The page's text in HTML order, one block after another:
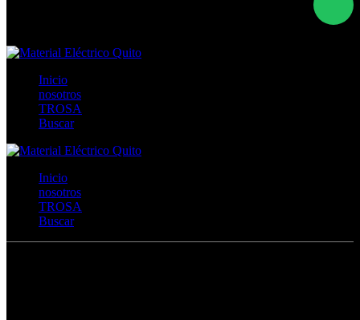
Inicio
nosotros
TROSA
Buscar
Inicio
nosotros
TROSA
Buscar